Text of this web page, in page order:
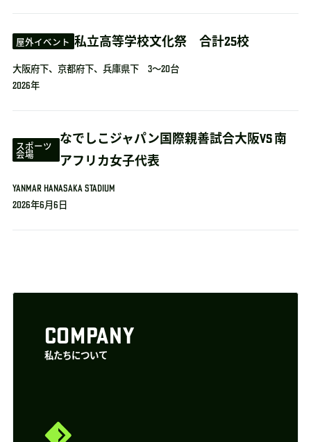
屋外イベント 私立高等学校文化祭 合計25校
大阪府下、京都府下、兵庫県下 3～20台
2026年
スポーツ
会場
なでしこジャパン国際親善試合大阪VS 南
アフリカ女子代表
YANMAR HANASAKA STADIUM
2026年6月6日
COMPANY
私たちについて